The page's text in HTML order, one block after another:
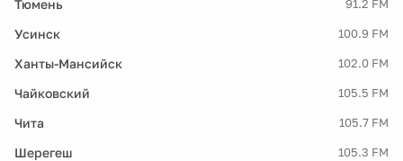
Тюмень 91.2 FM
Усинск 100.9 FM
Ханты-Мансийск 102.0 FM
Чайковский 105.5 FM
Чита 105.7 FM
Шерегеш 105.3 FM